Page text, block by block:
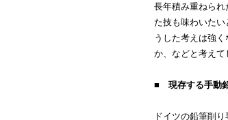
長年積み重ねら
た技も味わいた
うした考えは強
か、などと考えて
■ 現存する手動
ドイツの鉛筆削